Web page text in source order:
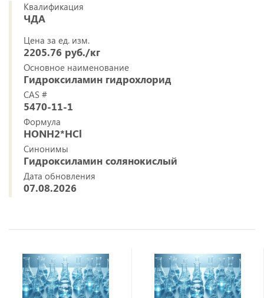
Квалификация
ЧДА
Цена за ед. изм.
2205.76 руб./кг
Основное наименование
Гидроксиламин гидрохлорид
CAS #
5470-11-1
Формула
HONH2*HCl
Синонимы
Гидроксиламин солянокислый
Дата обновления
07.08.2026